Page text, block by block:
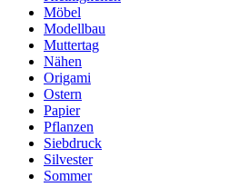
Möbel
Modellbau
Muttertag
Nähen
Origami
Ostern
Papier
Pflanzen
Siebdruck
Silvester
Sommer